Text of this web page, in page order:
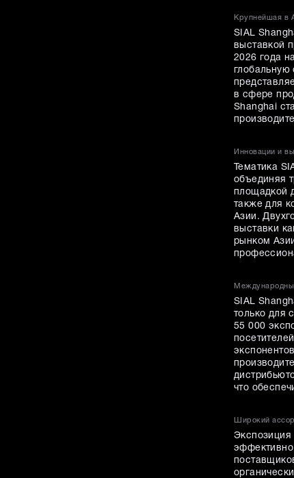
Крупнейшая в
SIAL
выставкой
2026 года
глобальную
в сфере
Shanghai
Инновации и
Тематика
объединяя
площадкой
также для
Азии.
выставки
рынком
SIAL
только для
55 000
что
Широкий
Экспозиция
эффективно